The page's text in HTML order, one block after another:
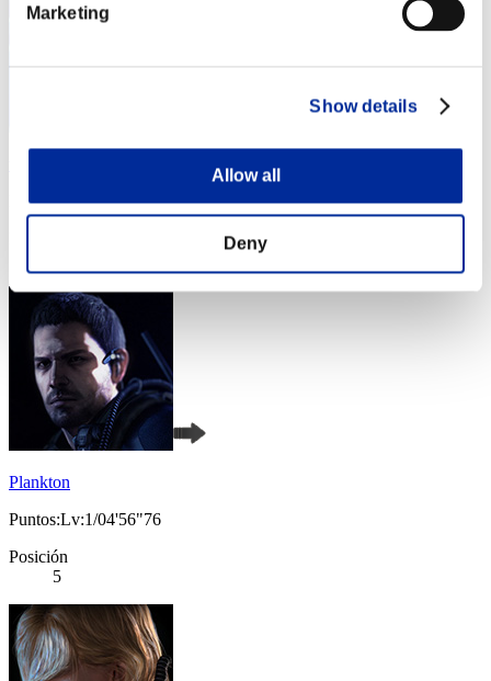
Marketing
Show details
Allow all
Deny
Puntos:Lv:1/02'53"30
Plankton
Puntos:Lv:1/04'56"76
Posición
5